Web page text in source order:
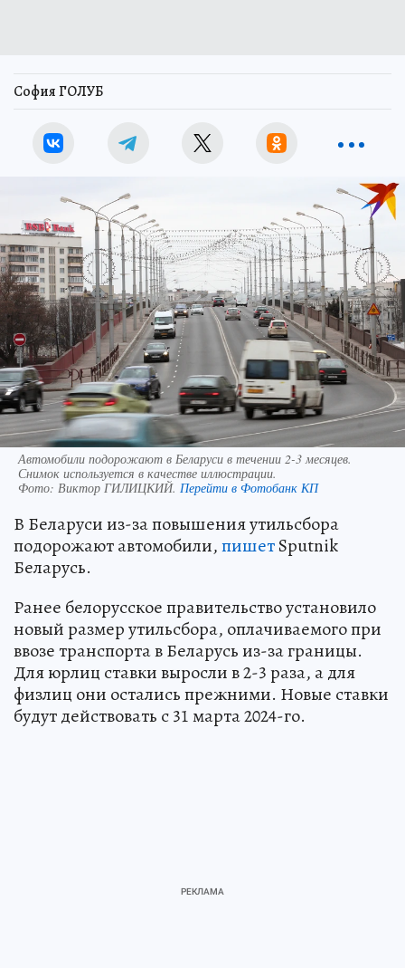
София ГОЛУБ
Автомобили подорожают в Беларуси в течении 2-3 месяцев.
Снимок используется в качестве иллюстрации.
Фото: Виктор ГИЛИЦКИЙ. Перейти в Фотобанк КП
В Беларуси из-за повышения утильсбора
подорожают автомобили,пишетSputnik
Беларусь.
Ранее белорусское правительство установило
новый размер утильсбора, оплачиваемого при
ввозе транспорта в Беларусь из-за границы.
Для юрлиц ставки выросли в 2-3 раза, а для
физлиц они остались прежними. Новые ставки
будут действовать с 31 марта 2024-го.